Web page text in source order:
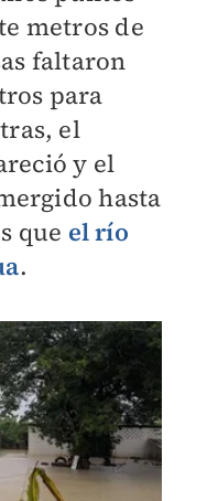
metros de
faltaron
para
el
y el
hasta
que el río
.